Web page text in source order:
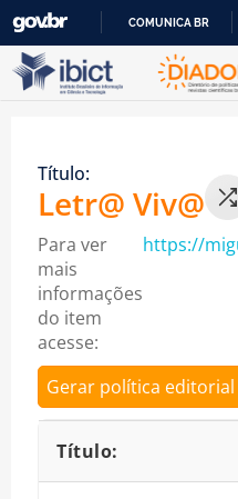
COMUNICA BR
Pular para o conteúdo
Título:
Letr@ Viv@
Para ver
mais
informações
do item
acesse:
https://
Gerar política editorial
Título: